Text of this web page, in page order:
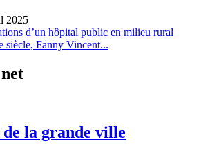
2025
d’un hôpital public en milieu rural
siècle, Fanny Vincent...
la grande ville